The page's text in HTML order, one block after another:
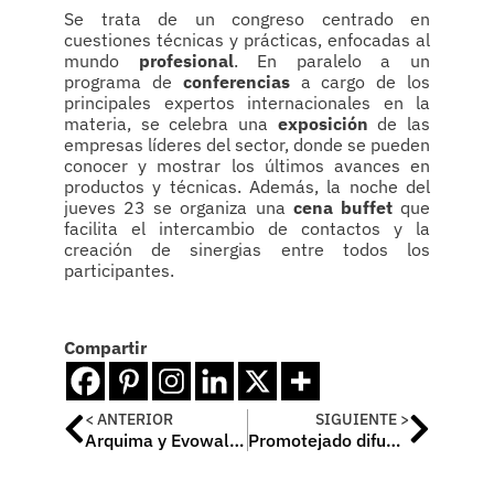
Se trata de un congreso centrado en
cuestiones técnicas y prácticas, enfocadas al
mundo profesional. En paralelo a un
programa de conferenciasa cargo de los
principales expertos internacionales en la
materia, se celebra una exposición de las
empresas líderes del sector, donde se pueden
conocer y mostrar los últimos avances en
productos y técnicas. Además, la noche del
jueves 23 se organiza una cena buffetque
facilita el intercambio de contactos y la
creación de sinergias entre todos los
participantes.
Compartir
< ANTERIOR
Arquima y Evowall participan en la edición más sostenible del Barcelona Building Construmat
SIGUIENTE >
Promotejado difundirá las ventajas de la cubierta inclinada a través de la Galería de Materiales del COAM